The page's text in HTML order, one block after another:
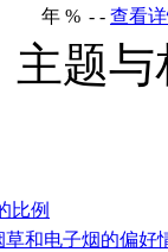
年 % - - 查看
主题
比例
草和电子烟的偏好